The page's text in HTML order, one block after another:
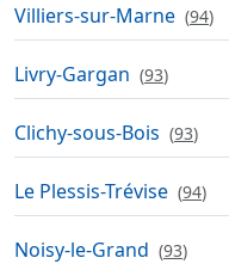
Villiers-sur-Marne (94)
Livry-Gargan (93)
Clichy-sous-Bois (93)
Le Plessis-Trévise (94)
Noisy-le-Grand (93)